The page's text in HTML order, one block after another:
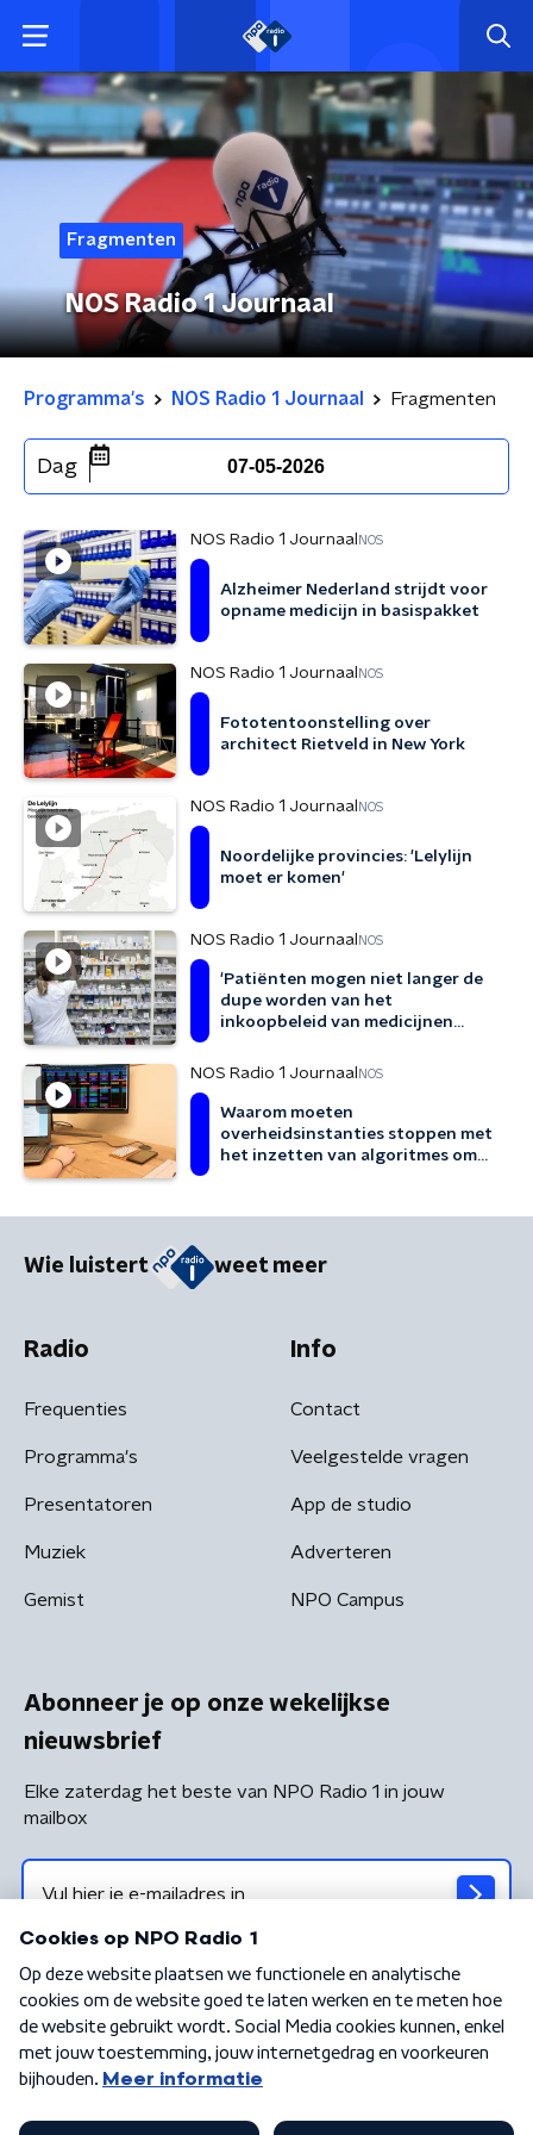
Fragmenten
NOS Radio 1 Journaal
Programma's NOS Radio 1 Journaal Fragmenten
Dag 07-05-2026
NOS Radio 1 Journaal NOS
Alzheimer Nederland strijdt voor
opname medicijn in basispakket
NOS Radio 1 Journaal NOS
Fototentoonstelling over
architect Rietveld in New York
NOS Radio 1 Journaal NOS
Noordelijke provincies: 'Lelylijn
moet er komen'
NOS Radio 1 Journaal NOS
'Patiënten mogen niet langer de
dupe worden van het
inkoopbeleid van medicijnen
NOS Radio 1 Journaal NOS
Waarom moeten
overheidsinstanties stoppen met
het inzetten van algoritmes om
Wie luistert weet meer
Radio
Frequenties
Programma's
Presentatoren
Muziek
Gemist
Info
Contact
Veelgestelde vragen
App de studio
Adverteren
NPO Campus
Abonneer je op onze wekelijkse
nieuwsbrief
Elke zaterdag het beste van NPO Radio 1 in jouw
mailbox
Algemene voorwaarden